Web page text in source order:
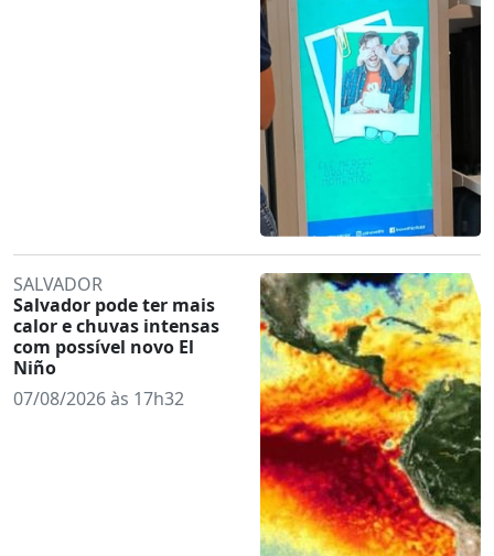
SALVADOR
Salvador pode ter mais
calor e chuvas intensas
com possível novo El
Niño
07/08/2026 às 17h32